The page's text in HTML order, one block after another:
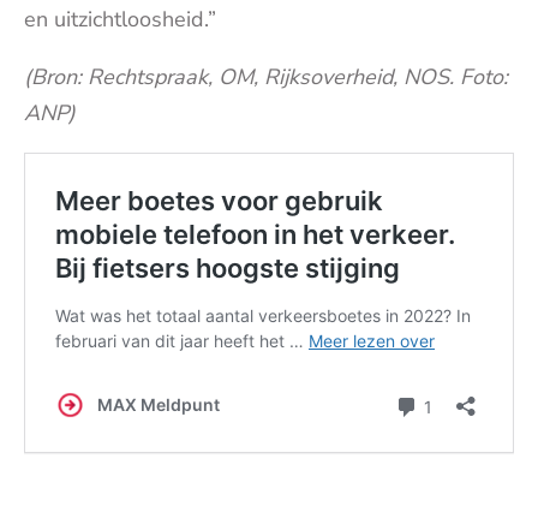
en uitzichtloosheid.”
(Bron: Rechtspraak, OM, Rijksoverheid, NOS. Foto:
ANP)